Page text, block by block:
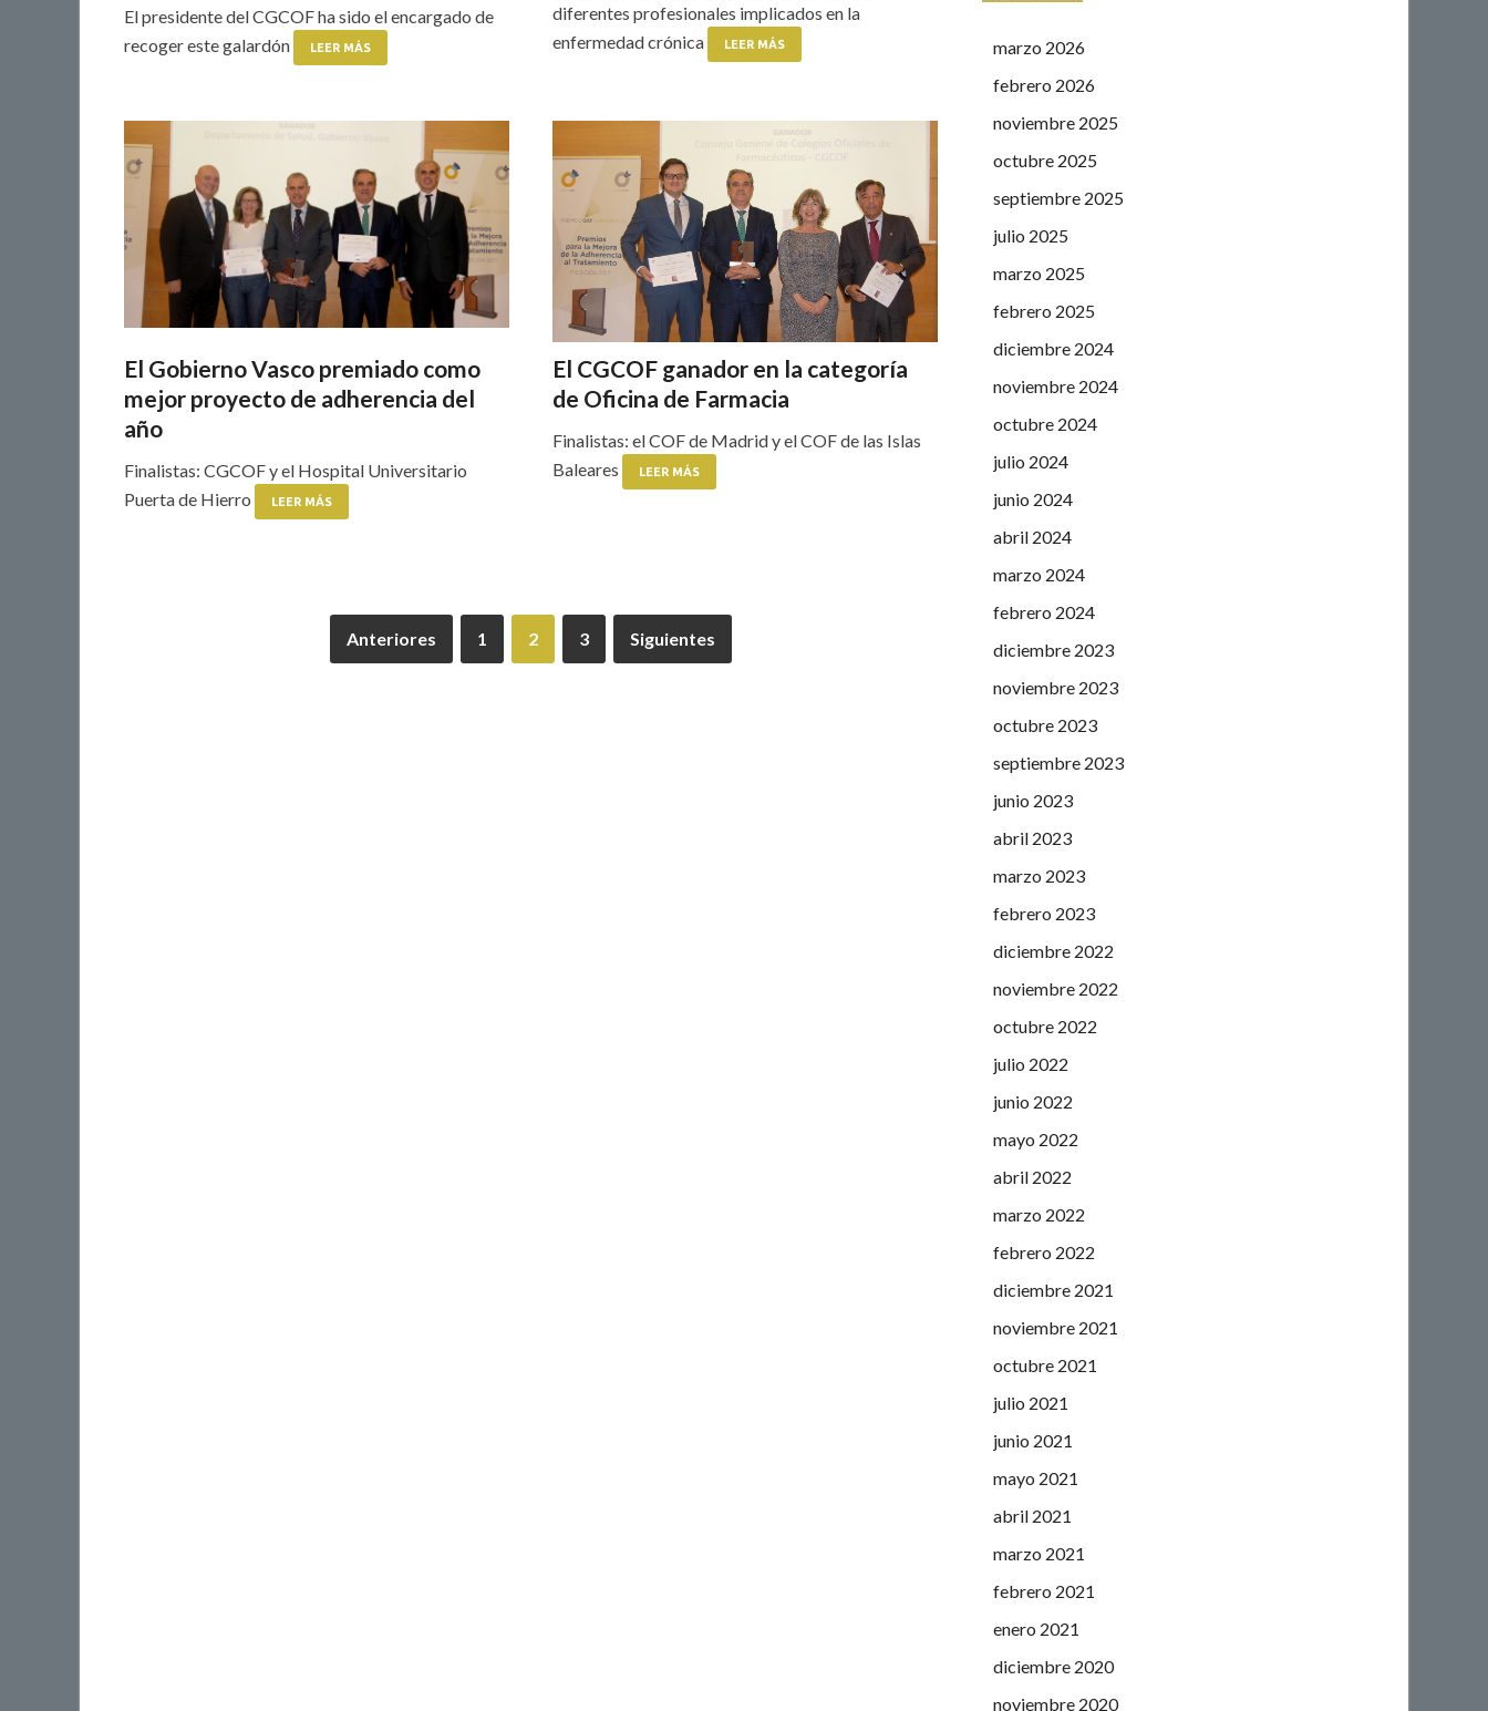
El presidente del CGCOF ha sido el encargado de
recoger este galardón
LEER MÁS
diferentes profesionales implicados en la
enfermedad crónica
LEER MÁS
El Gobierno Vasco premiado como
mejor proyecto de adherencia del
año
Finalistas: CGCOF y el Hospital Universitario
Puerta de Hierro
LEER MÁS
El CGCOF ganador en la categoría
de Oficina de Farmacia
Finalistas: el COF de Madrid y el COF de las Islas
Baleares
LEER MÁS
Anteriores 1 2 3 Siguientes
marzo 2026
febrero 2026
noviembre 2025
octubre 2025
septiembre 2025
julio 2025
marzo 2025
febrero 2025
diciembre 2024
noviembre 2024
octubre 2024
julio 2024
junio 2024
abril 2024
marzo 2024
febrero 2024
diciembre 2023
noviembre 2023
octubre 2023
septiembre 2023
junio 2023
abril 2023
marzo 2023
febrero 2023
diciembre 2022
noviembre 2022
octubre 2022
julio 2022
junio 2022
mayo 2022
abril 2022
marzo 2022
febrero 2022
diciembre 2021
noviembre 2021
octubre 2021
julio 2021
junio 2021
mayo 2021
abril 2021
marzo 2021
febrero 2021
enero 2021
diciembre 2020
noviembre 2020